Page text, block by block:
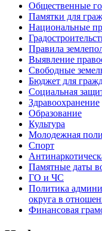
Общественные
Памятки для
Национальные
Правила
Выявление
Свободные
Бюджет для
Социальная
Здравоохранение
Образование
Культура
Молодежная
Спорт
Памятные даты
ГО и ЧС
Политика
округа в
Финансовая